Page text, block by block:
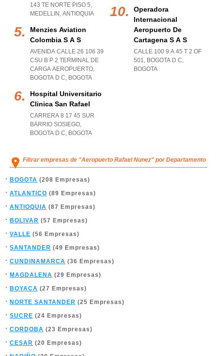
143 TE NORTE PISO 5,
MEDELLIN , ANTIOQUIA
Menzies Aviation
Colombia S A S
AVENIDA CALLE 26 106 39
CSU B P 2 TERMINAL DE
CARGA AEROPUERTO,
BOGOTA D C, BOGOTA
Hospital Universitario
Clinica San Rafael
CARRERA 8 17 45 SUR
BARRIO SOSIEGO,
BOGOTA D C, BOGOTA
Operadora
Internacional
Aeropuerto De
Cartagena S A S
CALLE 100 9 A 45 T 2 OF
501, BOGOTA D C,
BOGOTA
Filtrar empresas de "Aeropuerto Rafael Nunez" por Departamento
BOGOTA (208 Empresas)
ATLANTICO (89 Empresas)
ANTIOQUIA (87 Empresas)
BOLIVAR (57 Empresas)
VALLE (56 Empresas)
SANTANDER (49 Empresas)
CUNDINAMARCA (36 Empresas)
MAGDALENA (29 Empresas)
BOYACA (27 Empresas)
NORTE SANTANDER (25 Empresas)
SUCRE (24 Empresas)
CORDOBA (23 Empresas)
CESAR (20 Empresas)